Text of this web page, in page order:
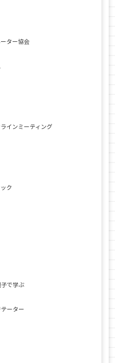
ター協会
インミーティング
ク
で学ぶ
ーター